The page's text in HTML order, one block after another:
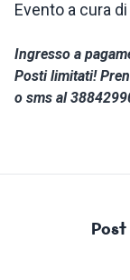
Evento a cura
Ingresso a
Posti limitati!
o sms al